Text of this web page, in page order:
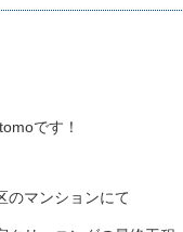
です！
のマンションにて